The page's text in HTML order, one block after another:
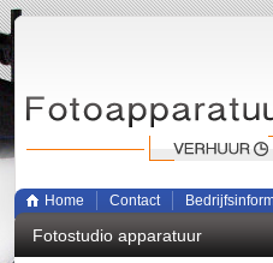
Home Contact
Fotostudio apparatuur